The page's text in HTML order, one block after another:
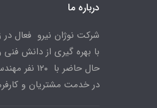
درباره ما
با بهره گیری از دانش
حال حاضر
در خدمت مشتریان و